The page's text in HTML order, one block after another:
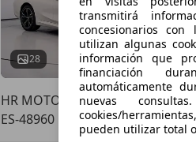
28
HR MOTOR BILBAO
ES-48960 GALDAKANO
transmitirá
concesionarios con
utilizan algunas
información que
financiación
automáticamente
nuevas
cookies/
pueden utilizar total